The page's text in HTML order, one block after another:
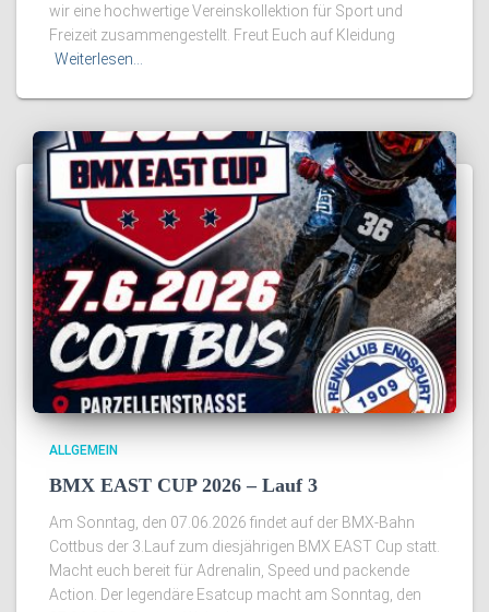
wir eine hochwertige Vereinskollektion für Sport und
Freizeit zusammengestellt. Freut Euch auf Kleidung
Weiterlesen…
ALLGEMEIN
BMX EAST CUP 2026 – Lauf 3
Am Sonntag, den 07.06.2026 findet auf der BMX-Bahn
Cottbus der 3.Lauf zum diesjährigen BMX EAST Cup statt.
Macht euch bereit für Adrenalin, Speed und packende
Action. Der legendäre Esatcup macht am Sonntag, den